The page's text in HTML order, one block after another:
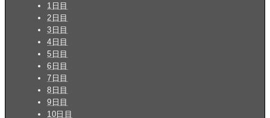
1日目
2日目
3日目
4日目
5日目
6日目
7日目
8日目
9日目
10日目